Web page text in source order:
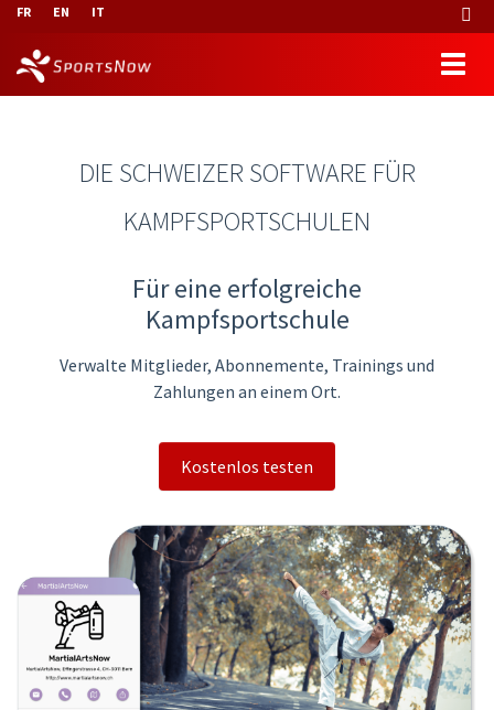
FR EN IT
DIE SCHWEIZER SOFTWARE FÜR
KAMPFSPORTSCHULEN
Für eine erfolgreiche
Kampfsportschule
Verwalte Mitglieder, Abonnemente, Trainings und
Zahlungen an einem Ort.
Kostenlos testen